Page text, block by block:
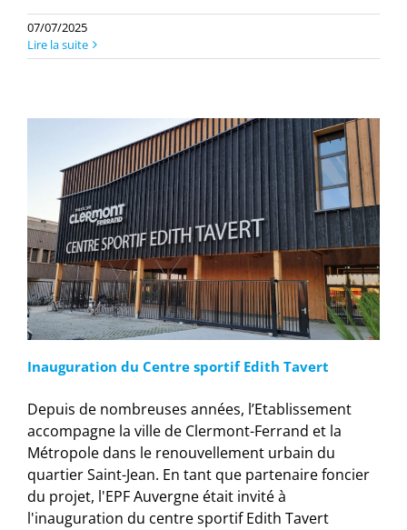
07/07/2025
Lire la suite
Inauguration du Centre sportif Edith Tavert
Depuis de nombreuses années, l’Etablissement
accompagne la ville de Clermont-Ferrand et la
Métropole dans le renouvellement urbain du
quartier Saint-Jean. En tant que partenaire foncier
du projet, l'EPF Auvergne était invité à
l'inauguration du centre sportif Edith Tavert